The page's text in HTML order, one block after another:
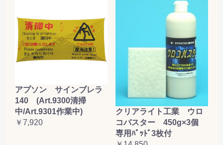
アプソン サインブレラ
140 (Art.9300清掃
中/Art.9301作業中)
￥7,920
クリアライト工業 ウロ
コバスター 450g×3個
専用ﾊﾟｯﾄﾞ3枚付